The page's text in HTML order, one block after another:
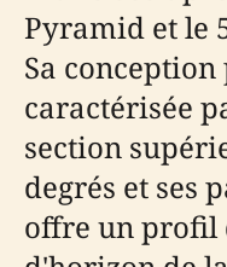
Pyramid et le
Sa
caractérisée
section
degrés et ses
offre un profil